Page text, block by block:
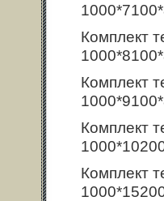
Комплект
Комплект
Комплект
Комплект